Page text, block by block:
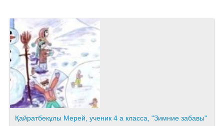
Қайратбекұлы Мерей, ученик 4 а класса, "Зимние забавы"